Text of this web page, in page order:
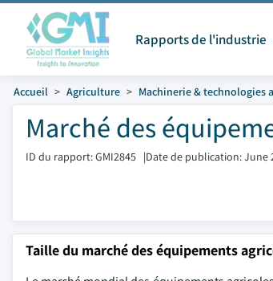
Rapports de l'industrie
Accueil Agriculture Machinerie & technologies
Marché des
ID du rapport: GMI2845 |Date de publication: June
Taille du marché des équipements